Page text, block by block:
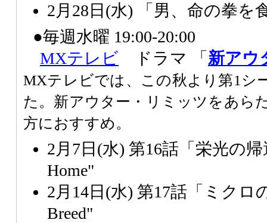
2月28日(水) 「男、命の拳を
●毎週水曜 19:00-20:00
MXテレビ ドラマ 「 新アウ
MXテレビでは、この秋より第1シ
た。新アウター・リミッツをあら
方におすすめ。
2月7日(水) 第16話「栄光の帰
Home"
2月14日(水) 第17話「ミクロ
Breed"